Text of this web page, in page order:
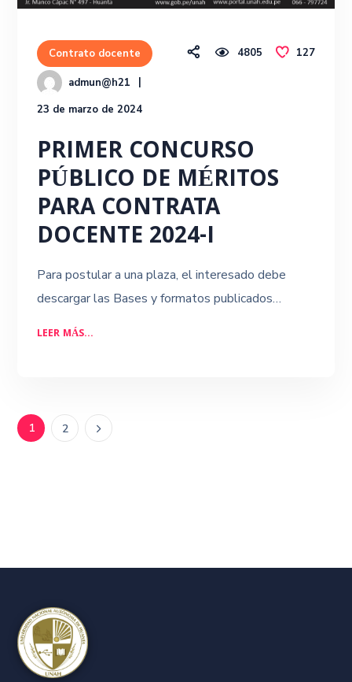
Contrato docente
admun@h21
23 de marzo de 2024
4805 127
PRIMER CONCURSO
PÚBLICO DE MÉRITOS
PARA CONTRATA
DOCENTE 2024-I
Para postular a una plaza, el interesado debe
descargar las Bases y formatos publicados…
LEER MÁS...
1 2